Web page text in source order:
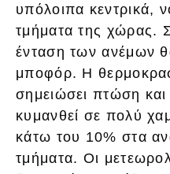
υπόλοιπα κεντρικά,
τμήματα της χώρας.
ένταση των ανέμων
μποφόρ. Η
σημειώσει πτώση
κυμανθεί σε πολύ
κάτω του 10% στα
τμήματα. Οι